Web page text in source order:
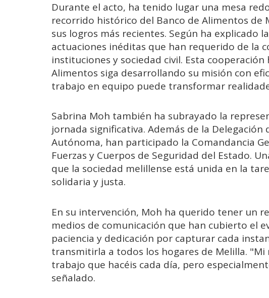
Durante el acto, ha tenido lugar una mesa
recorrido histórico del Banco de Alimentos de
sus logros más recientes. Según ha explicado
actuaciones inéditas que han requerido de la
instituciones y sociedad civil. Esta
Alimentos siga desarrollando su misión con
trabajo en equipo puede transformar
Sabrina Moh también ha subrayado la
jornada significativa. Además de la Delegación
Autónoma, han participado la Comandancia
Fuerzas y Cuerpos de Seguridad del Estado.
que la sociedad melillense está unida en la
solidaria y justa.
En su intervención, Moh ha querido tener un
medios de comunicación que han cubierto el
paciencia y dedicación por capturar cada
transmitirla a todos los hogares de Melilla.
trabajo que hacéis cada día, pero
señalado.